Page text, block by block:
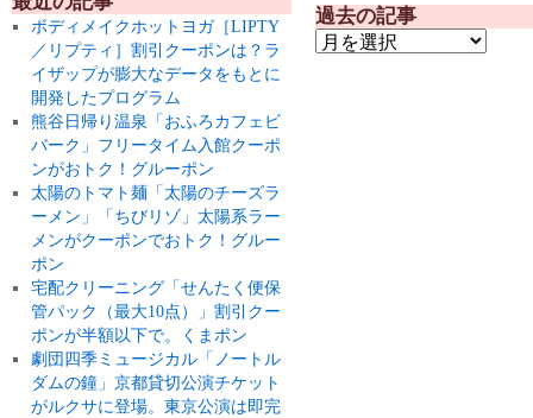
ボディメイクホットヨガ［LIPTY
／リプティ］割引クーポンは？ラ
イザップが膨大なデータをもとに
開発したプログラム
熊谷日帰り温泉「おふろカフェビ
バーク」フリータイム入館クーポ
ンがおトク！グルーポン
太陽のトマト麺「太陽のチーズラ
ーメン」「ちびリゾ」太陽系ラー
メンがクーポンでおトク！グルー
ポン
宅配クリーニング「せんたく便保
管パック（最大10点）」割引クー
ポンが半額以下で。くまポン
劇団四季ミュージカル「ノートル
ダムの鐘」京都貸切公演チケット
がルクサに登場。東京公演は即完
過去の記事